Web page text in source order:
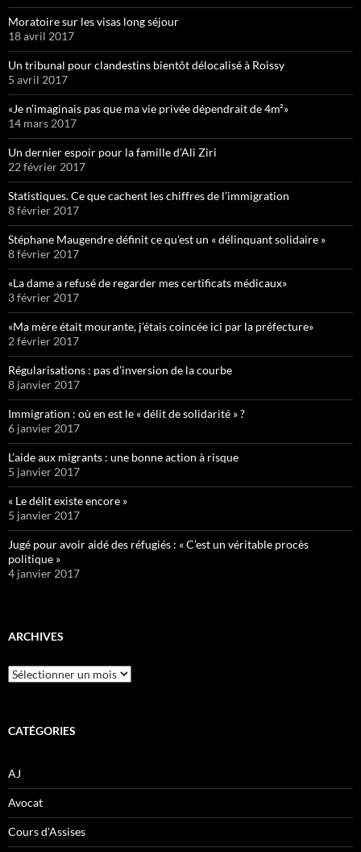
Moratoire sur les visas long séjour
18 avril 2017
Un tribunal pour clandestins bientôt délocalisé à Roissy
5 avril 2017
«Je n’imaginais pas que ma vie privée dépendrait de 4m²»
14 mars 2017
Un dernier espoir pour la famille d’Ali Ziri
22 février 2017
Statistiques. Ce que cachent les chiffres de l’immigration
8 février 2017
Stéphane Maugendre définit ce qu’est un « délinquant solidaire »
8 février 2017
«La dame a refusé de regarder mes certificats médicaux»
3 février 2017
«Ma mère était mourante, j’étais coincée ici par la préfecture»
2 février 2017
Régularisations : pas d’inversion de la courbe
8 janvier 2017
Immigration : où en est le « délit de solidarité » ?
6 janvier 2017
L’aide aux migrants : une bonne action à risque
5 janvier 2017
« Le délit existe encore »
5 janvier 2017
Jugé pour avoir aidé des réfugiés : « C’est un véritable procès
politique »
4 janvier 2017
ARCHIVES
Archives
CATÉGORIES
AJ
Avocat
Cours d'Assises